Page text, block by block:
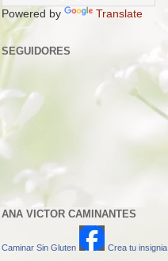
Powered by Translate
SEGUIDORES
ANA VICTOR CAMINANTES
Caminar Sin Gluten Crea tu insignia